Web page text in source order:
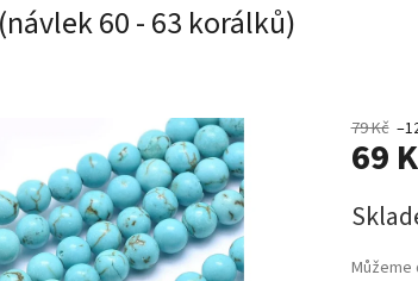
60 - 63 korálků)
79 Kč
69
cena:
Můžeme